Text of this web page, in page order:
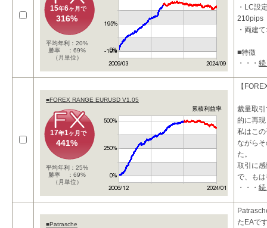
15年6ヶ月で
316%
平均年利：20%
勝率 ：69%
（月単位）
・LC設
210pips
・両建
■特徴
1ポジシ
リスク
・・・
■FOREX RANGE EURUSD V1.05
累積利益率
17年1ヶ月で
441%
平均年利：25%
勝率 ：69%
（月単位）
【
裁量取
的に再
私はこ
ながら
た。
取引に
で、も
・・・
■Patrasche
たEAで